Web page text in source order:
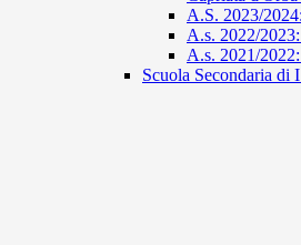
A.S. 2023/
A.s. 2022/
A.s. 2021/
Scuola Secondaria di